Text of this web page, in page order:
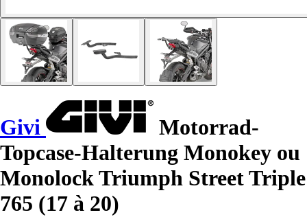
Givi
Motorrad-
Topcase-Halterung Monokey ou
Monolock Triumph Street Triple
765 (17 à 20)